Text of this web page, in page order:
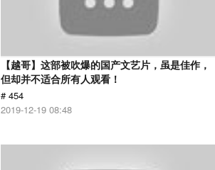
【越哥】这部被吹爆的国产文艺片，虽是佳作，
但却并不适合所有人观看！
# 454
2019-12-19 08:48